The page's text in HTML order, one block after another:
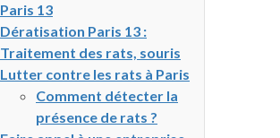
Paris 13
Dératisation Paris 13 :
Traitement des rats, souris
Lutter contre les rats à Paris
Comment détecter la
présence de rats ?